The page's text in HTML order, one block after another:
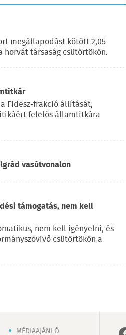
megállapodást kötött 2,05
társaság csütörtökön.
Fidesz-frakció állítását,
felelős államtitkára
vasútvonalon
támogatás, nem kell
nem kell igényelni, és
csütörtökön a
MÉDIAAJÁNLÓ